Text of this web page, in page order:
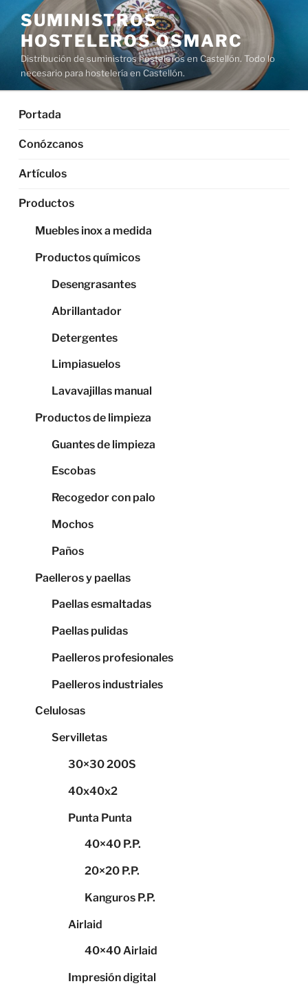
Saltar
al
contenido
SUMINISTROS
HOSTELEROS OSMARC
Distribución de suministros hosteleros en Castellón. Todo lo
necesario para hostelería en Castellón.
Portada
Conózcanos
Artículos
Productos
Muebles inox a medida
Productos químicos
Desengrasantes
Abrillantador
Detergentes
Limpiasuelos
Lavavajillas manual
Productos de limpieza
Guantes de limpieza
Escobas
Recogedor con palo
Mochos
Paños
Paelleros y paellas
Paellas esmaltadas
Paellas pulidas
Paelleros profesionales
Paelleros industriales
Celulosas
Servilletas
30×30 200S
40x40x2
Punta Punta
40×40 P.P.
20×20 P.P.
Kanguros P.P.
Airlaid
40×40 Airlaid
Impresión digital